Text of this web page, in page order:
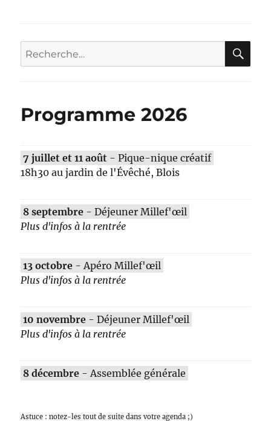
Recherche
pour :
Programme 2026
7 juillet et 11 août - Pique-nique créatif
18h30 au jardin de l'Évêché, Blois
8 septembre - Déjeuner Millef'œil
Plus d'infos à la rentrée
13 octobre - Apéro Millef'œil
Plus d'infos à la rentrée
10 novembre - Déjeuner Millef'œil
Plus d'infos à la rentrée
8 décembre - Assemblée générale
Astuce : notez-les tout de suite dans votre agenda ;)